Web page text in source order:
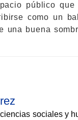
público
como un
una buena
sociales y